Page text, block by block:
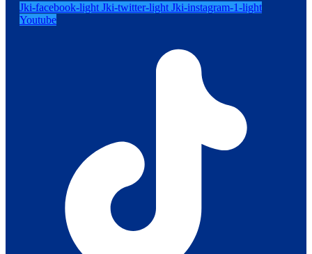
Jki-facebook-light Jki-twitter-light Jki-instagram-1-light
Youtube